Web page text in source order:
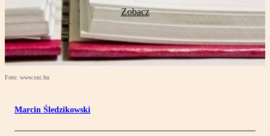
Zobacz
Foto: www.sxc.hu
Marcin Śledzikowski